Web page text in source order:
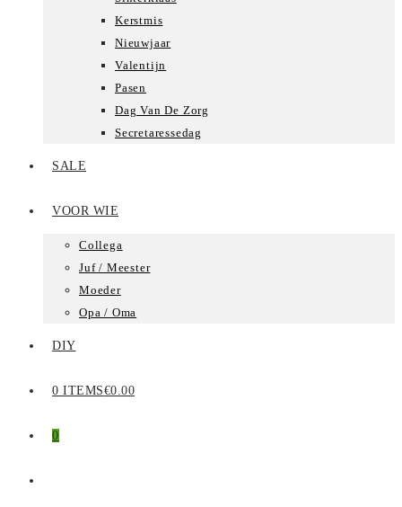
Kerstmis
Nieuwjaar
Valentijn
Pasen
Dag Van De Zorg
Secretaressedag
SALE
VOOR WIE
Collega
Juf / Meester
Moeder
Opa / Oma
DIY
0 ITEMS€0.00
0